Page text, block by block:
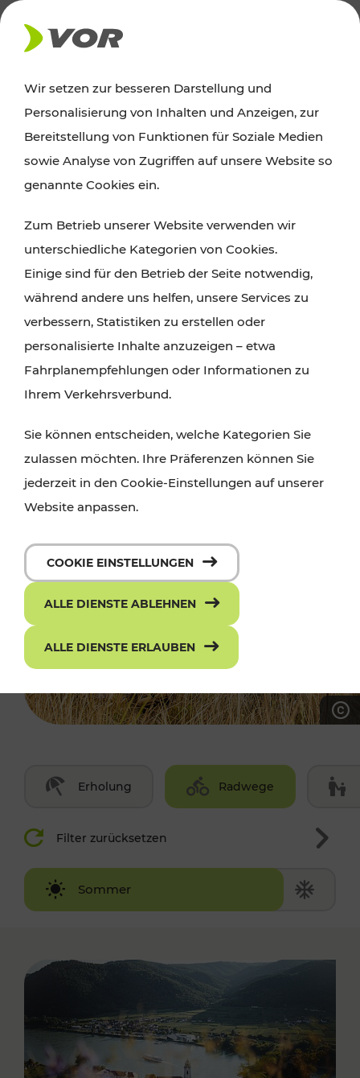
AKTUELLES
Ausflugstipps
Wien, Niederösterreich und das Burgenland
Wanderungen, Kultur und Gastronomie,
Radtouren oder purer Naturgenuss – viele
Attraktionen sind mit den Ticket- und Fahrplan-
Angeboten des VOR gut und schnell erreichbar.
Erholung Radwege
Filter zurücksetzen
Sommer
Winter
Wir setzen zur besseren Darstellung und
Personalisierung von Inhalten und Anzeigen, zur
Bereitstellung von Funktionen für Soziale Medien
sowie Analyse von Zugriffen auf unsere Website so
genannte Cookies ein.
Zum Betrieb unserer Website verwenden wir
unterschiedliche Kategorien von Cookies.
Einige sind für den Betrieb der Seite notwendig,
während andere uns helfen, unsere Services zu
verbessern, Statistiken zu erstellen oder
personalisierte Inhalte anzuzeigen – etwa
Fahrplanempfehlungen oder Informationen zu
Ihrem Verkehrsverbund.
Sie können entscheiden, welche Kategorien Sie
zulassen möchten. Ihre Präferenzen können Sie
jederzeit in den Cookie-Einstellungen auf unserer
Website anpassen.
COOKIE EINSTELLUNGEN
ALLE DIENSTE ABLEHNEN
ALLE DIENSTE ERLAUBEN